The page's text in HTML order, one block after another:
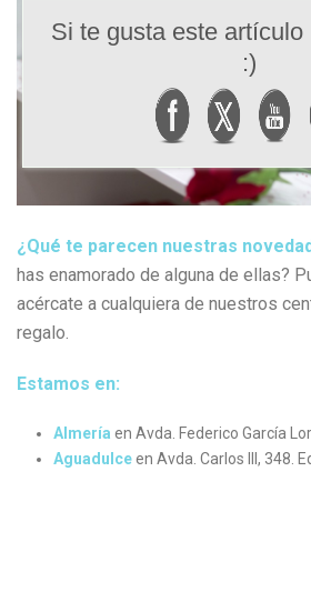
¿Qué te parecen nuestras
has enamorado de alguna de ellas?
acércate a cualquiera de nuestros
regalo.
Estamos en:
Almería en Avda. Federico García
Aguadulceen Avda. Carlos III, 348.
Si te gusta este artículo
:)